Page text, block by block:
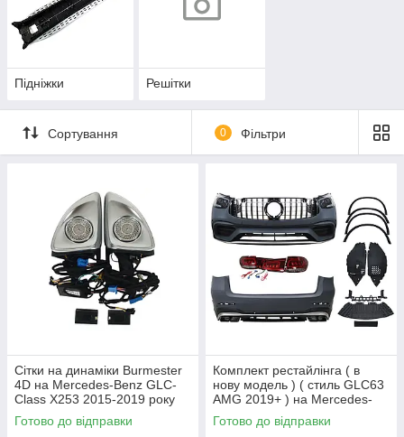
Підніжки Решітки
Сортування 0 Фільтри
Сітки на динаміки Burmester
4D на Mercedes-Benz GLC-
Class X253 2015-2019 року
Готово до відправки
Комплект рестайлінга ( в
нову модель ) ( стиль GLC63
AMG 2019+ ) на Mercedes-
Benz GLC-Class X253 2015-
2019 року
Готово до відправки